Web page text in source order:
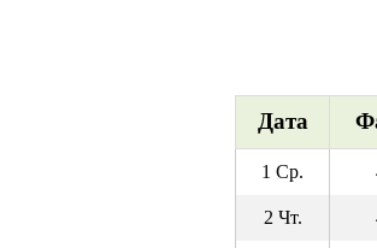
Дата
1 Ср.
2 Чт.